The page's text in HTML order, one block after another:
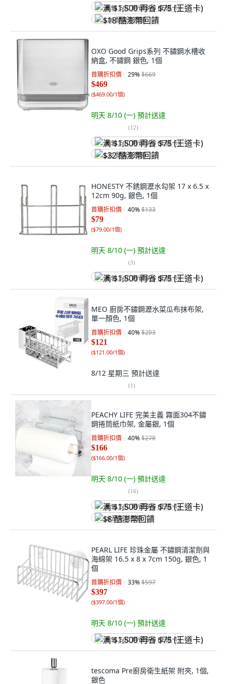
满 $1,500 再省 $75 (王道卡)
$18 酷澎幣回饋
OXO Good Grips系列 不鏽鋼水槽收
納盒, 不鏽鋼 銀色, 1個
首購折扣價 29%$669
$469
($469.00/1個)
明天 8/10 (一) 預計送達
(12)
满 $1,500 再省 $75 (王道卡)
$32 酷澎幣回饋
HONESTY 不銹鋼瀝水勾架 17 x 6.5 x
12cm 90g, 銀色, 1個
首購折扣價 40%$133
$79
($79.00/1個)
明天 8/10 (一) 預計送達
(3)
满 $1,500 再省 $75 (王道卡)
MEO 廚房不鏽鋼瀝水菜瓜布抹布架,
單一顏色, 1個
首購折扣價 40%$203
$121
($121.00/1個)
8/12 星期三 預計送達
(1)
PEACHY LIFE 完美主義 霧面304不鏽
鋼捲筒紙巾架, 金屬銀, 1個
首購折扣價 40%$278
$166
($166.00/1個)
明天 8/10 (一) 預計送達
(16)
满 $1,500 再省 $75 (王道卡)
$8 酷澎幣回饋
PEARL LIFE 珍珠金屬 不鏽鋼清潔劑與
海綿架 16.5 x 8 x 7cm 150g, 銀色, 1
個
首購折扣價 33%$597
$397
($397.00/1個)
明天 8/10 (一) 預計送達
满 $1,500 再省 $75 (王道卡)
tescoma Pre廚房衛生紙架 附夾, 1個,
銀色